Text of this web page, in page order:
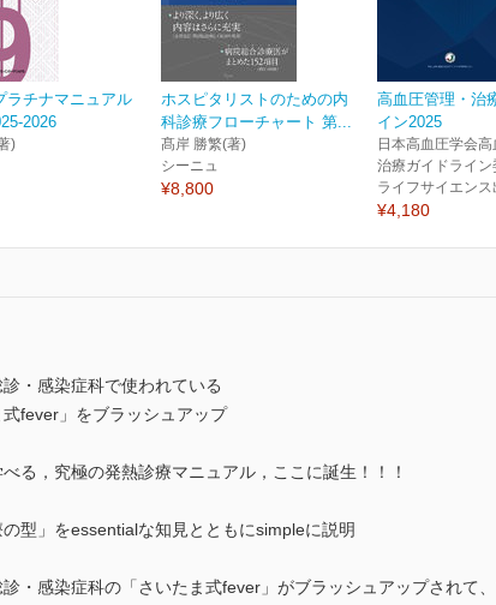
ラチナマニュアル
2026
)
ホスピタリストのための内
科診療フローチャート 第...
髙岸 勝繁(著)
シーニュ
¥8,800
高血圧管理・治
イン2025
日本高血圧学会高
治療ガイドライ
ライフサイエンス
¥4,180
・感染症科で使われている
式fever」をブラッシュアップ
る，究極の発熱診療マニュアル，ここに誕生！！！
の型」をessentialな知見とともにsimpleに説明
・感染症科の「さいたま式fever」がブラッシュアップされて